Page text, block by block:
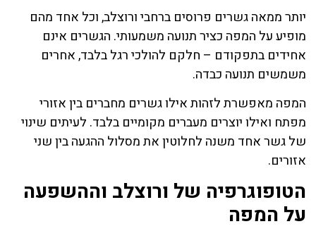
יותר ממאה גשרים פרוסים ברחבי ורוצלב, וכל אחד מהם
מופיע על המפה כציר תנועה משמעותי. הגשרים אינם
אחידים בתפקודם – חלקם להולכי רגל בלבד, אחרים
משמשים תנועה כבדה.
המפה מאפשרת לזהות אילו גשרים מחברים בין אזורי
מפתח ואילו יוצרים מעברים מקומיים בלבד. לעיתים שינוי
של גשר אחד משנה לחלוטין את מסלול ההגעה בין שני
אזורים.
הטופוגרפיה של ורוצלב וההשפעה
על המפה